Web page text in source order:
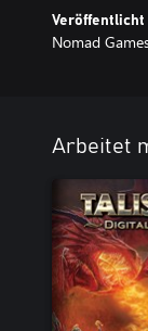
Neuer Glanz-
hinzugefügt.
Veröffentlicht
Nomad
Arbeitet